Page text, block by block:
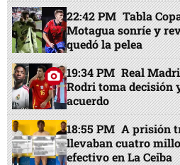
22:42 PM Tabla
Motagua sonríe y
quedó la pelea
19:34 PM Real
Rodri toma decisión
acuerdo
18:55 PM A prisión
llevaban cuatro
efectivo en La Ceiba